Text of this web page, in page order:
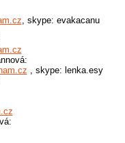
, skype: evakacanu
, skype: lenka.esy